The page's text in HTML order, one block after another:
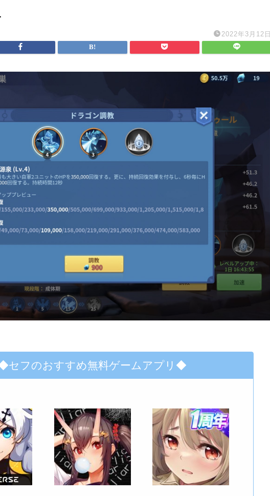
2022年3月12日
セフのおすすめ無料ゲームアプリ◆